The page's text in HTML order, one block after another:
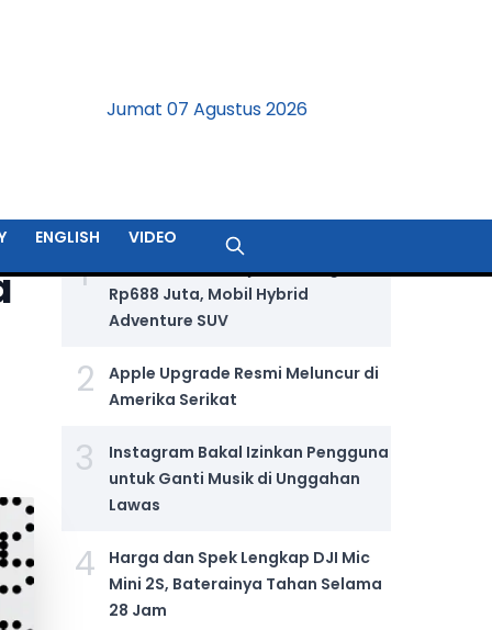
Jumat 07 Agustus 2026
ENGLISH VIDEO
1
Jetour T2 i-DM Dijual Seharga
Rp688 Juta, Mobil Hybrid
Adventure SUV
2
Apple Upgrade Resmi Meluncur di
Amerika Serikat
3
Instagram Bakal Izinkan Pengguna
untuk Ganti Musik di Unggahan
Lawas
4
Harga dan Spek Lengkap DJI Mic
Mini 2S, Baterainya Tahan Selama
28 Jam